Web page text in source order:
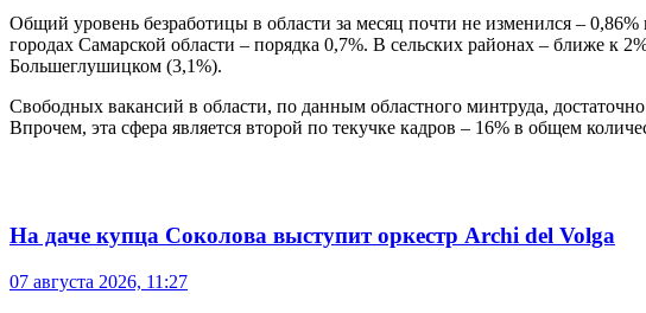
Общий уровень безработицы в области за месяц почти не изменился –
городах Самарской области – порядка 0,7%. В сельских районах – ближе
Большеглушицком (3,1%).
Свободных вакансий в области, по данным областного минтруда,
Впрочем, эта сфера является второй по текучке кадров – 16% в общем
На даче купца Соколова выступит оркестр Archi del Volga
07 августа 2026, 11:27